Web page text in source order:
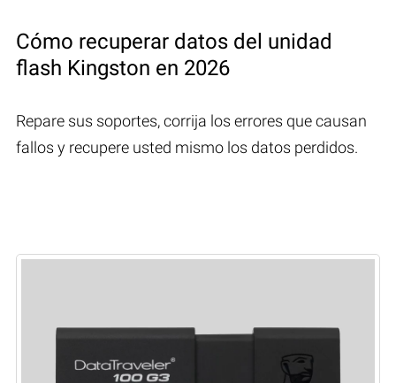
Cómo recuperar datos del unidad
flash Kingston en 2026
Repare sus soportes, corrija los errores que causan
fallos y recupere usted mismo los datos perdidos.